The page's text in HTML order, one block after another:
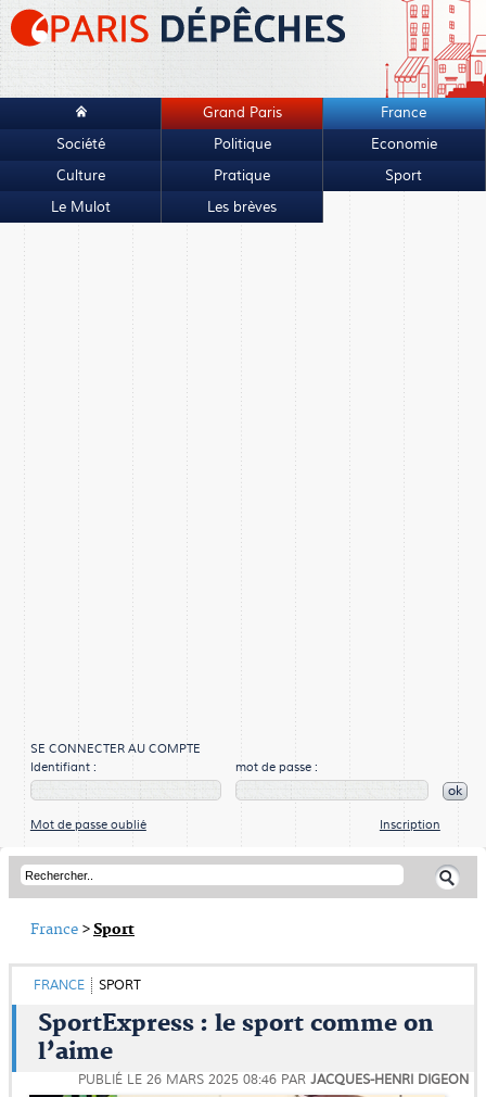
Grand Paris
France
Société
Politique
Economie
Culture
Pratique
Sport
Le Mulot
Les brèves
SE CONNECTER AU COMPTE
Identifiant :
mot de passe :
ok
Mot de passe oublié Inscription
France >Sport
FRANCE SPORT
SportExpress : le sport comme on
l’aime
PUBLIÉ LE 26 MARS 2025 08:46 PAR JACQUES-HENRI DIGEON